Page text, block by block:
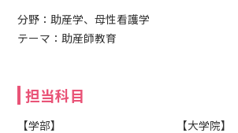
分野：助産学、母性看護学
テーマ：助産師教育
担当科目
【学部】
【大学院】